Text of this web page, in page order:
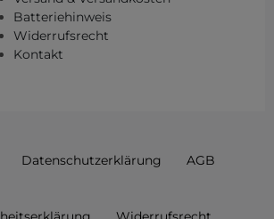
Batteriehinweis
Widerrufsrecht
Kontakt
Daten­schutz­erklärung AGB